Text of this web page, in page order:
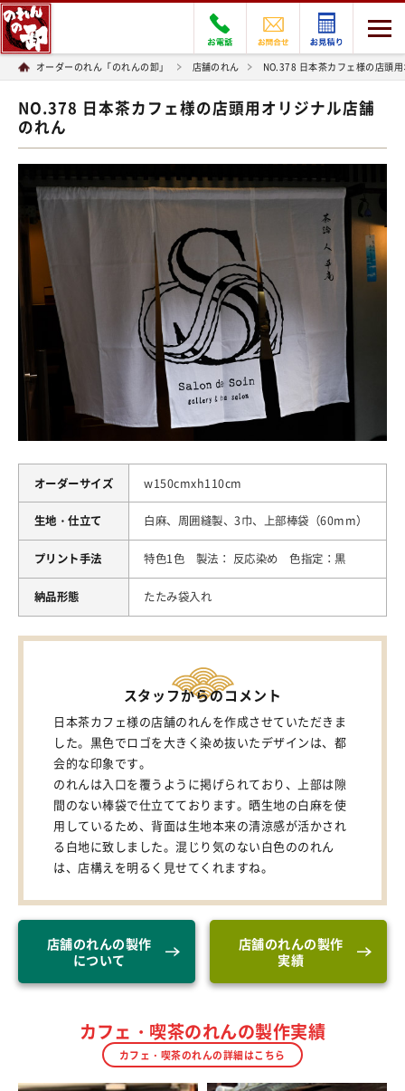
オーダーのれん「のれんの卸」 店舗のれん NO.378 日本茶カフェ様の店頭
NO.378 日本茶カフェ様の店頭用オリジナル店舗
のれん
オーダーサイズ w150cmxh110cm
生地・仕立て 白麻、周囲縫製、3巾、上部棒袋（60mm）
プリント手法 特色1色 製法： 反応染め 色指定：黒
納品形態 たたみ袋入れ
スタッフからのコメント
日本茶カフェ様の店舗のれんを作成させていただきま
した。黒色でロゴを大きく染め抜いたデザインは、都
会的な印象です。
のれんは入口を覆うように掲げられており、上部は隙
間のない棒袋で仕立てております。晒生地の白麻を使
用しているため、背面は生地本来の清涼感が活かされ
る白地に致しました。混じり気のない白色ののれん
は、店構えを明るく見せてくれますね。
店舗のれんの製作
について
店舗のれんの製作
実績
カフェ・喫茶のれんの製作実績
カフェ・喫茶のれんの詳細はこちら